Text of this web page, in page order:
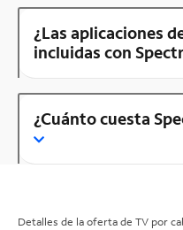
¿Las aplicaciones
incluidas con
¿Cuánto cuesta
Detalles de la oferta de TV por